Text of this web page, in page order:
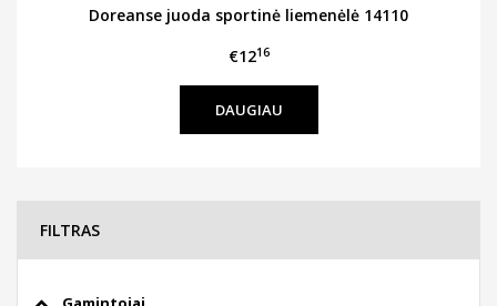
Doreanse juoda sportinė liemenėlė 14110
€1216
DAUGIAU
FILTRAS